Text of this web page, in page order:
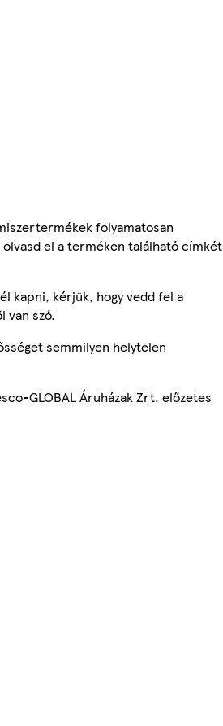
folyamatosan
el a terméken található címkét
kapni, kérjük, hogy vedd fel a
van szó.
semmilyen helytelen
GLOBAL Áruházak Zrt. előzetes